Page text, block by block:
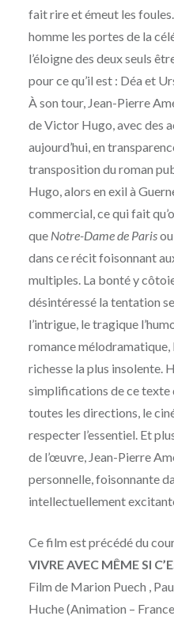
fait rire et émeut les
homme les portes de la
l’éloigne des deux seuls
pour ce qu’il est : Déa et
À son tour, Jean-Pierre
de Victor Hugo, avec des
aujourd’hui, en
transposition du roman
Hugo, alors en exil à
commercial, ce qui fait
que Notre-Dame de Parisou
dans ce récit foisonnant
multiples. La bonté y
désintéressé la tentation
l’intrigue, le tragique
romance mélodramatique,
richesse la plus insolente.
simplifications de ce texte
toutes les directions, le
respecter l’essentiel. Et
de l’œuvre, Jean-Pierre
personnelle, foisonnante
intellectuellement
Ce film est précédé du
VIVRE AVEC MÊME SI
Film de Marion Puech ,
Huche (Animation –